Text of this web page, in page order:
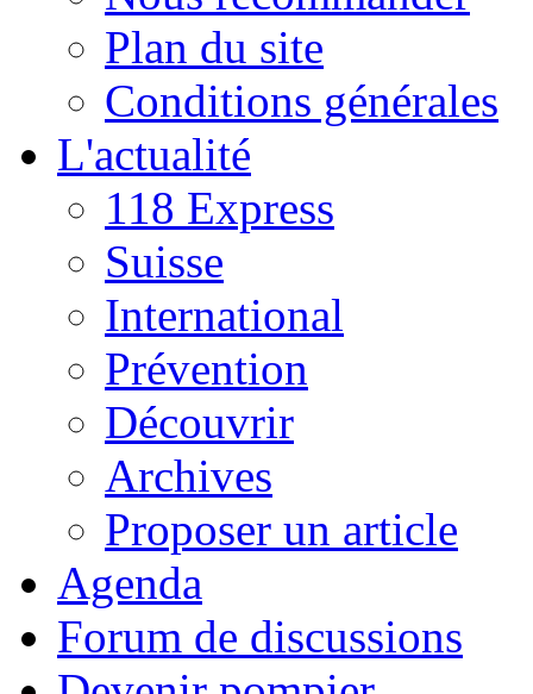
Plan du site
Conditions générales
L'actualité
118 Express
Suisse
International
Prévention
Découvrir
Archives
Proposer un article
Agenda
Forum de discussions